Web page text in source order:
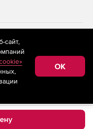
применяются
технологии
сбора,
к
Федерации)
сайт,
OK